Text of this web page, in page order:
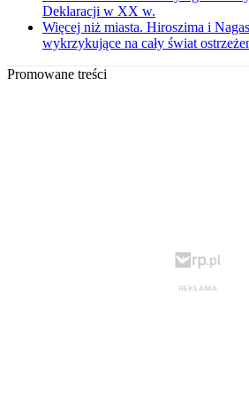
Deklaracji w XX w.
Więcej niż miasta. Hiroszima i
wykrzykujące na cały świat
Promowane treści